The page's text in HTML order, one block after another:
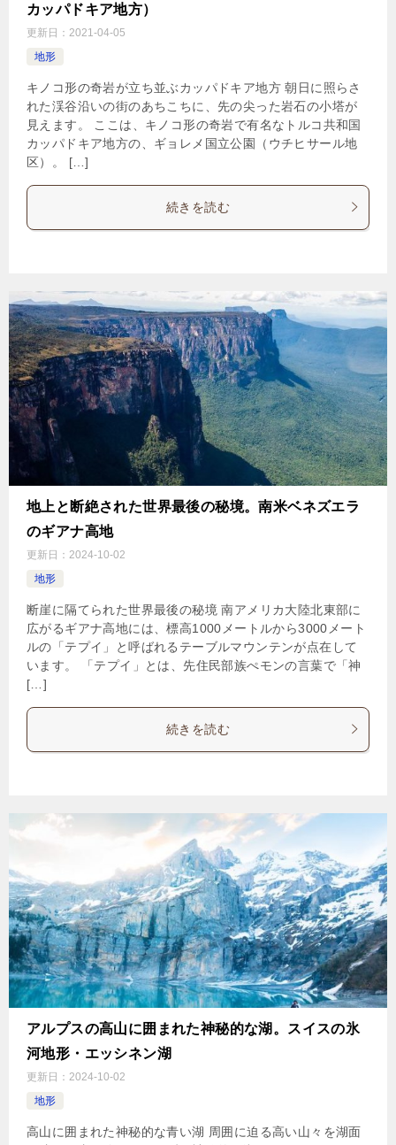
カッパドキア地方）
更新日： 2021-04-05
地形
キノコ形の奇岩が立ち並ぶカッパドキア地方 朝日に照らさ
れた渓谷沿いの街のあちこちに、先の尖った岩石の小塔が
見えます。 ここは、キノコ形の奇岩で有名なトルコ共和国
カッパドキア地方の、ギョレメ国立公園（ウチヒサール地
区）。 […]
続きを読む
地上と断絶された世界最後の秘境。南米ベネズエラ
のギアナ高地
更新日： 2024-10-02
地形
断崖に隔てられた世界最後の秘境 南アメリカ大陸北東部に
広がるギアナ高地には、標高1000メートルから3000メート
ルの「テプイ」と呼ばれるテーブルマウンテンが点在して
います。 「テプイ」とは、先住民部族ぺモンの言葉で「神
[…]
続きを読む
アルプスの高山に囲まれた神秘的な湖。スイスの氷
河地形・エッシネン湖
更新日： 2024-10-02
地形
高山に囲まれた神秘的な青い湖 周囲に迫る高い山々を湖面